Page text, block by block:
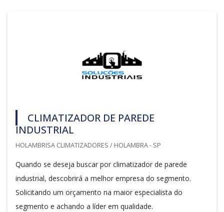
CLIMATIZADOR DE PAREDE
INDUSTRIAL
HOLAMBRISA CLIMATIZADORES / HOLAMBRA - SP
Quando se deseja buscar por climatizador de parede
industrial, descobrirá a melhor empresa do segmento.
Solicitando um orçamento na maior especialista do
segmento e achando a líder em qualidade.